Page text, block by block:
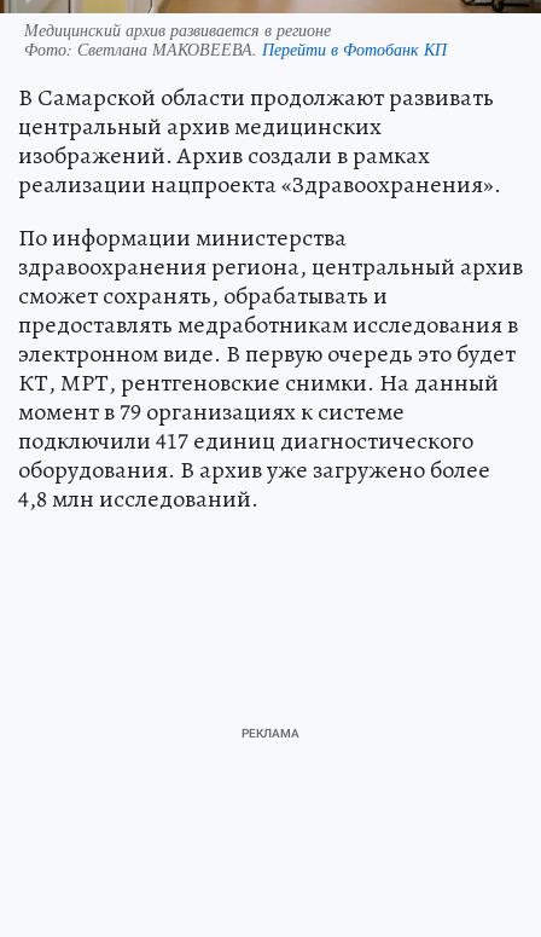
Медицинский архив развивается в регионе
Фото: Светлана МАКОВЕЕВА. Перейти в Фотобанк КП
В Самарской области продолжают развивать
центральный архив медицинских
изображений. Архив создали в рамках
реализации нацпроекта «Здравоохранения».
По информации министерства
здравоохранения региона, центральный архив
сможет сохранять, обрабатывать и
предоставлять медработникам исследования в
электронном виде. В первую очередь это будет
КТ, МРТ, рентгеновские снимки. На данный
момент в 79 организациях к системе
подключили 417 единиц диагностического
оборудования. В архив уже загружено более
4,8 млн исследований.